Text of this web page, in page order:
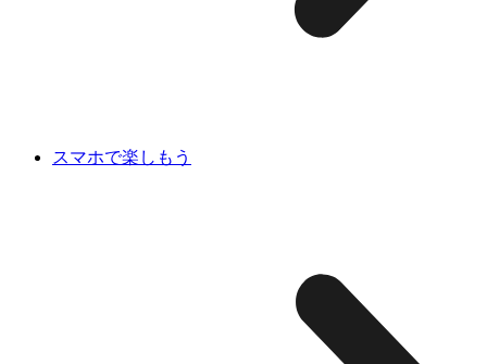
スマホで楽しもう